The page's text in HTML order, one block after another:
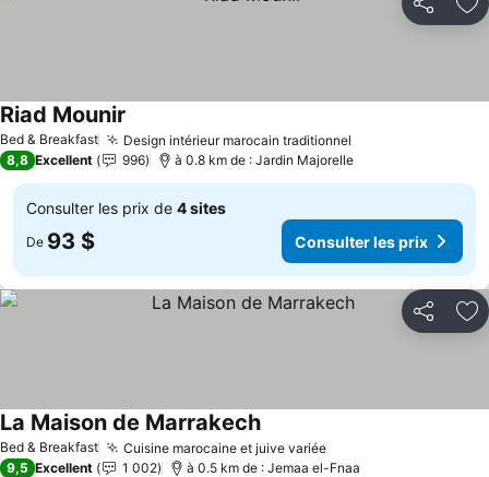
Partager
Bed & Breakfast Design intérieur marocain traditionnel
Riad Mounir
8,8 Excellent 996 à 0.8 km de : Jardin Majorelle
Consulter les prix de 4 sites
De 93 $ Consulter les prix
Partager
Bed & Breakfast Cuisine marocaine et juive variée
La Maison de Marrakech
9,5 Excellent 1 002 à 0.5 km de : Jemaa el-Fnaa